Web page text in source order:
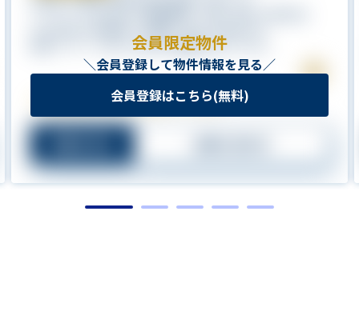
この物件は84人の方が閲覧しています
会員限定物件
＼会員登録して物件情報を見る／
会員登録はこちら(無料)